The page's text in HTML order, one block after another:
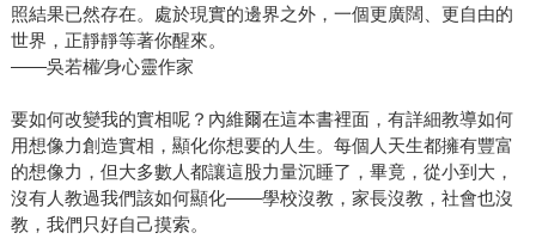
照結果已然存在。處於現實的邊界之外，一個更廣闊、更自由的
世界，正靜靜等著你醒來。
——吳若權∕身心靈作家
要如何改變我的實相呢？內維爾在這本書裡面，有詳細教導如何
用想像力創造實相，顯化你想要的人生。每個人天生都擁有豐富
的想像力，但大多數人都讓這股力量沉睡了，畢竟，從小到大，
沒有人教過我們該如何顯化——學校沒教，家長沒教，社會也沒
教，我們只好自己摸索。